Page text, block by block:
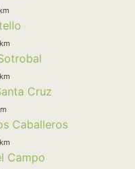
Cruz
Caballeros
Campo